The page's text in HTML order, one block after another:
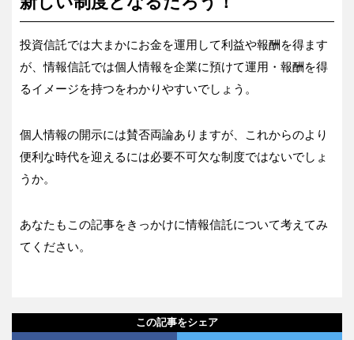
投資信託では大まかにお金を運用して利益や報酬を得ます
が、情報信託では個人情報を企業に預けて運用・報酬を得
るイメージを持つをわかりやすいでしょう。
個人情報の開示には賛否両論ありますが、これからのより
便利な時代を迎えるには必要不可欠な制度ではないでしょ
うか。
あなたもこの記事をきっかけに情報信託について考えてみ
てください。
この記事をシェア